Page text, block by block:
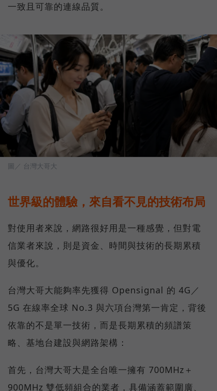
一致且可靠的連線品質。
圖／ 台灣大哥大
世界級的體驗，來自看不見的技術布局
對使用者來說，網路很好用是一種感覺，但對電
信業者來說，則是資金、時間與技術的長期累積
與優化。
台灣大哥大能夠率先獲得 Opensignal 的 4G／
5G 在線率全球 No.3 與六項台灣第一肯定，背後
依靠的不是單一技術，而是長期累積的頻譜策
略、基地台建設與網路架構：
首先，台灣大哥大是全台唯一擁有 700MHz＋
900MHz 雙低頻組合的業者，具備涵蓋範圍廣、